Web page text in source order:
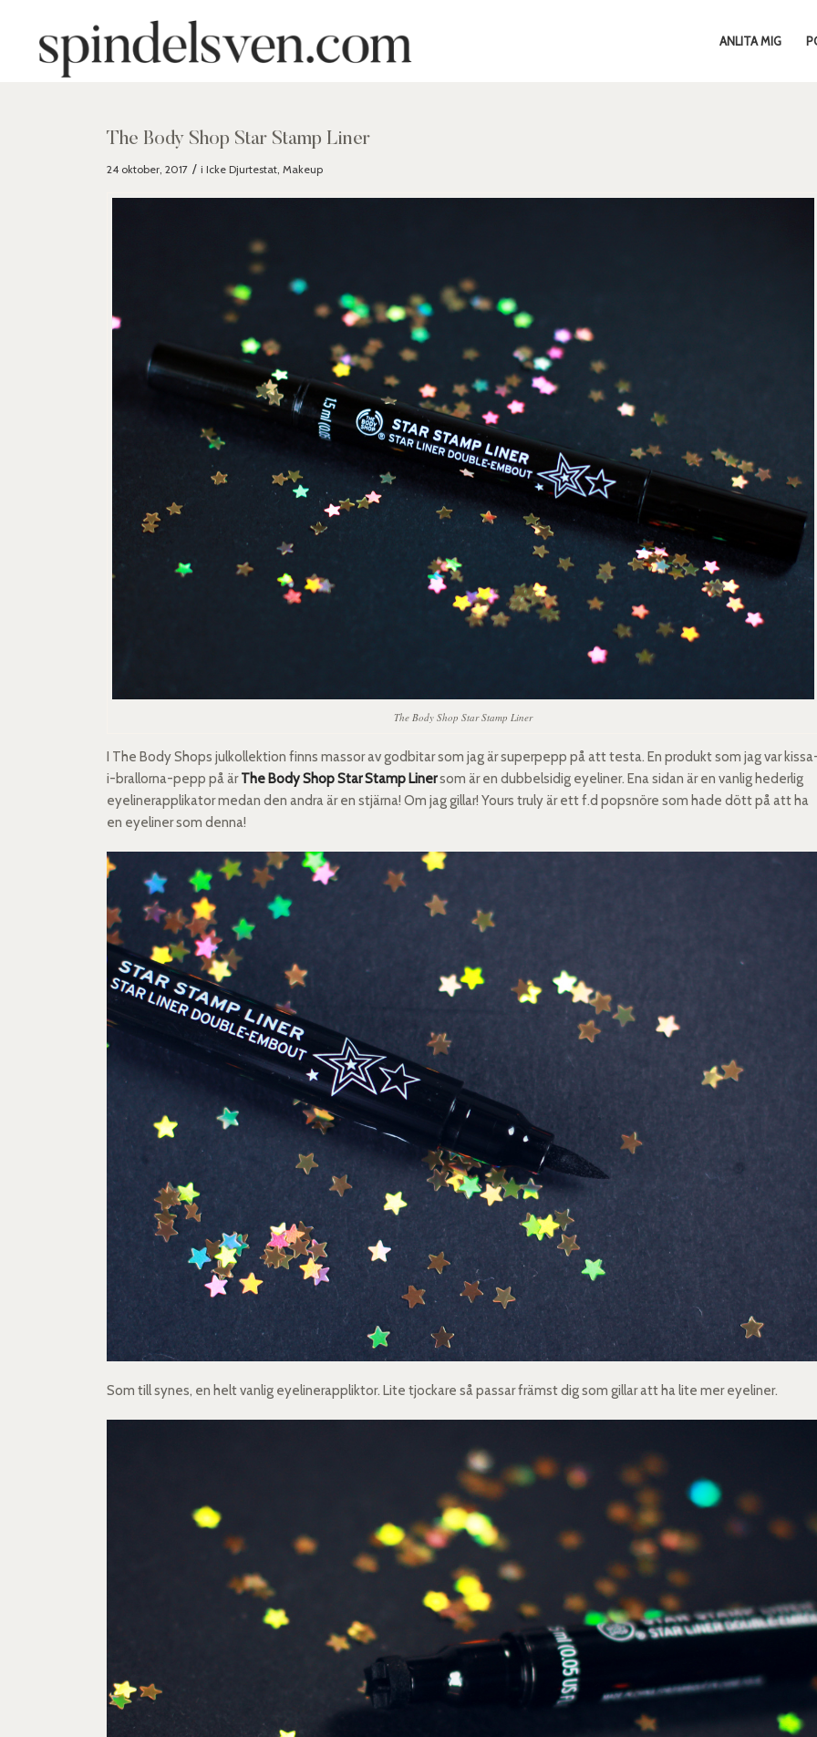
ANLITA MIG
The Body Shop Star Stamp Liner
24 oktober, 2017 / iIcke Djurtestat,Makeup
The Body Shop Star Stamp Liner
I The Body Shops julkollektion finns massor av godbitar som jag är superpepp på att testa. En produkt som jag var
i-brallorna-pepp på ärThe Body Shop Star Stamp Linersom är en dubbelsidig eyeliner. Ena sidan är en vanlig hederlig
eyelinerapplikator medan den andra är en stjärna! Om jag gillar! Yours truly är ett f.d popsnöre som hade dött på att ha
en eyeliner som denna!
Som till synes, en helt vanlig eyelinerappliktor. Lite tjockare så passar främst dig som gillar att ha lite mer eyeliner.